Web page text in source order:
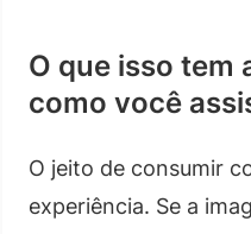
O que isso tem
como você
O jeito de consumir
experiência. Se a